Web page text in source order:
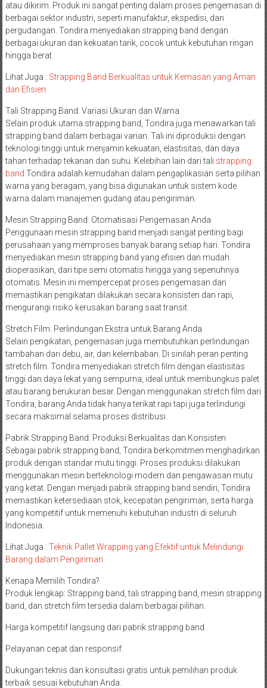
atau dikirim. Produk ini sangat penting dalam proses pengemasan di
berbagai sektor industri, seperti manufaktur, ekspedisi, dan
pergudangan. Tondira menyediakan strapping band dengan
berbagai ukuran dan kekuatan tarik, cocok untuk kebutuhan ringan
hingga berat.
Lihat Juga : Strapping Band Berkualitas untuk Kemasan yang Aman
dan Efisien
Tali Strapping Band: Variasi Ukuran dan Warna
Selain produk utama strapping band, Tondira juga menawarkan tali
strapping band dalam berbagai varian. Tali ini diproduksi dengan
teknologi tinggi untuk menjamin kekuatan, elastisitas, dan daya
tahan terhadap tekanan dan suhu. Kelebihan lain dari tali strapping
band Tondira adalah kemudahan dalam pengaplikasian serta pilihan
warna yang beragam, yang bisa digunakan untuk sistem kode
warna dalam manajemen gudang atau pengiriman.
Mesin Strapping Band: Otomatisasi Pengemasan Anda
Penggunaan mesin strapping band menjadi sangat penting bagi
perusahaan yang memproses banyak barang setiap hari. Tondira
menyediakan mesin strapping band yang efisien dan mudah
dioperasikan, dari tipe semi otomatis hingga yang sepenuhnya
otomatis. Mesin ini mempercepat proses pengemasan dan
memastikan pengikatan dilakukan secara konsisten dan rapi,
mengurangi risiko kerusakan barang saat transit.
Stretch Film: Perlindungan Ekstra untuk Barang Anda
Selain pengikatan, pengemasan juga membutuhkan perlindungan
tambahan dari debu, air, dan kelembaban. Di sinilah peran penting
stretch film. Tondira menyediakan stretch film dengan elastisitas
tinggi dan daya lekat yang sempurna, ideal untuk membungkus palet
atau barang berukuran besar. Dengan menggunakan stretch film dari
Tondira, barang Anda tidak hanya terikat rapi tapi juga terlindungi
secara maksimal selama proses distribusi.
Pabrik Strapping Band: Produksi Berkualitas dan Konsisten
Sebagai pabrik strapping band, Tondira berkomitmen menghadirkan
produk dengan standar mutu tinggi. Proses produksi dilakukan
menggunakan mesin berteknologi modern dan pengawasan mutu
yang ketat. Dengan menjadi pabrik strapping band sendiri, Tondira
memastikan ketersediaan stok, kecepatan pengiriman, serta harga
yang kompetitif untuk memenuhi kebutuhan industri di seluruh
Indonesia.
Lihat Juga : Teknik Pallet Wrapping yang Efektif untuk Melindungi
Barang dalam Pengiriman
Kenapa Memilih Tondira?
Produk lengkap: Strapping band, tali strapping band, mesin strapping
band, dan stretch film tersedia dalam berbagai pilihan.
Harga kompetitif langsung dari pabrik strapping band.
Pelayanan cepat dan responsif.
Dukungan teknis dan konsultasi gratis untuk pemilihan produk
terbaik sesuai kebutuhan Anda.